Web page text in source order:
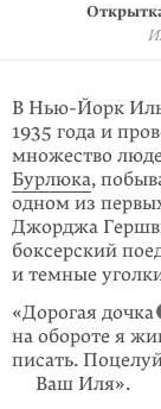
В Нью-Йорк
1935 года и
множество
Бурлюка,
одном из
Джорджа
боксерский
и темные
«Дорогая дочка
на обороте я
писать.
Ваш Иля».